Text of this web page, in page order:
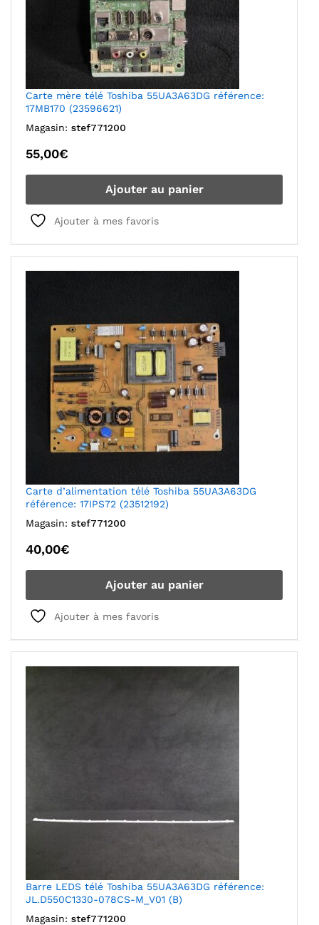
Carte mère télé Toshiba 55UA3A63DG référence:
17MB170 (23596621)
Magasin: stef771200
55,00€
Ajouter au panier
Ajouter à mes favoris
Carte d’alimentation télé Toshiba 55UA3A63DG
référence: 17IPS72 (23512192)
Magasin: stef771200
40,00€
Ajouter au panier
Ajouter à mes favoris
Barre LEDS télé Toshiba 55UA3A63DG référence:
JL.D550C1330-078CS-M_V01 (B)
Magasin: stef771200